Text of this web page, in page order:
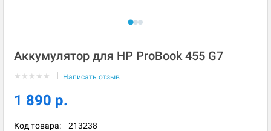
Аккумулятор для HP ProBook 455 G7
★ ★ ★ ★ ★ | Написать отзыв
1 890 р.
Код товара: 213238